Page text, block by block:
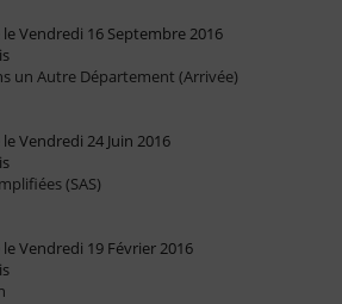
Vendredi 16 Septembre 2016
un Autre Département (Arrivée)
Vendredi 24 Juin 2016
(SAS)
Vendredi 19 Février 2016